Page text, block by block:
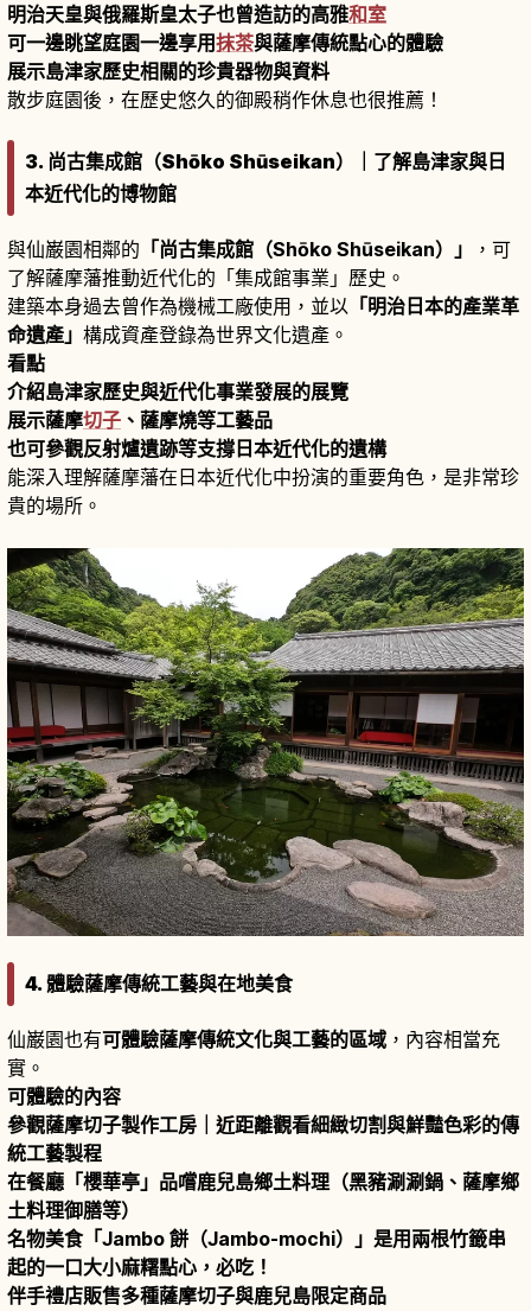
明治天皇與俄羅斯皇太子也曾造訪的高雅和室
可一邊眺望庭園一邊享用抹茶與薩摩傳統點心的體驗
展示島津家歷史相關的珍貴器物與資料
散步庭園後，在歷史悠久的御殿稍作休息也很推薦！
3. 尚古集成館（Shōko Shūseikan）｜了解島津家與日
本近代化的博物館
與仙巌園相鄰的 「尚古集成館（Shōko Shūseikan）」
，可
了解薩摩藩推動近代化的「集成館事業」歷史。
建築本身過去曾作為機械工廠使用，並以 「明治日本的產業革
命遺產」 構成資產登錄為世界文化遺產。
看點
介紹島津家歷史與近代化事業發展的展覽
展示薩摩切子 、薩摩燒等工藝品
也可參觀反射爐遺跡等支撐日本近代化的遺構
能深入理解薩摩藩在日本近代化中扮演的重要角色，是非常珍
貴的場所。
4. 體驗薩摩傳統工藝與在地美食
仙巌園也有可體驗薩摩傳統文化與工藝的區域 ，內容相當充
實。
可體驗的內容
參觀薩摩切子製作工房｜近距離觀看細緻切割與鮮豔色彩的傳
統工藝製程
在餐廳「櫻華亭」品嚐鹿兒島鄉土料理（黑豬涮涮鍋、薩摩鄉
土料理御膳等）
名物美食「Jambo 餅（Jambo-mochi）」是用兩根竹籤串
起的一口大小麻糬點心，必吃！
伴手禮店販售多種薩摩切子與鹿兒島限定商品